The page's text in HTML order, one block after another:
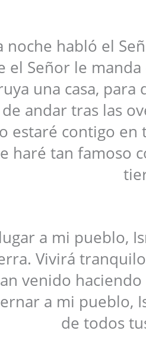
noche habló el
el Señor le manda
una casa,
andar tras las
estaré contigo
haré tan famoso
a mi pueblo,
Vivirá
venido
a mi pueblo,
de todos